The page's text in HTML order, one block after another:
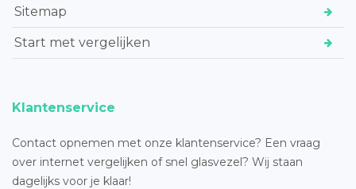
Sitemap
Start met vergelijken
Klantenservice
Contact opnemen met onze klantenservice? Een vraag
over internet vergelijken of snel glasvezel? Wij staan
dagelijks voor je klaar!